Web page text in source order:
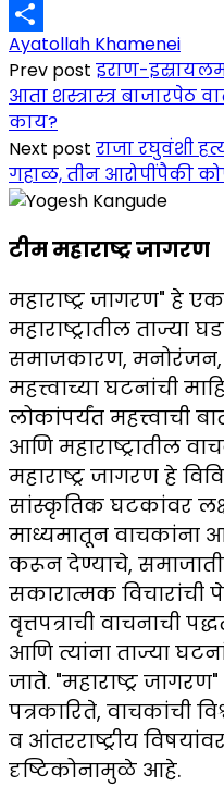
Link
Gmail
Share
Ayatollah Khamenei
Prev post इराण-
आता शस्त्रास्त्र बाजारपेठ
काय?
Next post राजा रघुवंशी
गहाळ, तीन आरोपींपैकी
टीम महाराष्ट्र जागरण
महाराष्ट्र जागरण" हे
महाराष्ट्रातील ताज्या
समाजकारण, मनोरंजन,
महत्त्वाच्या घटनांची
लोकांपर्यंत महत्त्वाची
आणि महाराष्ट्रातील
महाराष्ट्र जागरण हे
सांस्कृतिक घटकांवर
माध्यमातून वाचकांना
करून देण्याचे,
सकारात्मक
वृत्तपत्राची वाचनाची
आणि त्यांना ताज्या
जाते. "महाराष्ट्र
पत्रकारिते, वाचकांची
व आंतरराष्ट्रीय
दृष्टिकोनामुळे आहे.